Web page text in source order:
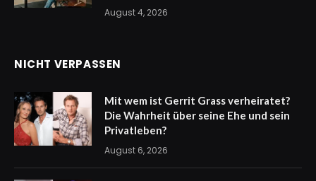
August 4, 2026
NICHT VERPASSEN
Mit wem ist Gerrit Grass verheiratet?
Die Wahrheit über seine Ehe und sein
Privatleben?
August 6, 2026